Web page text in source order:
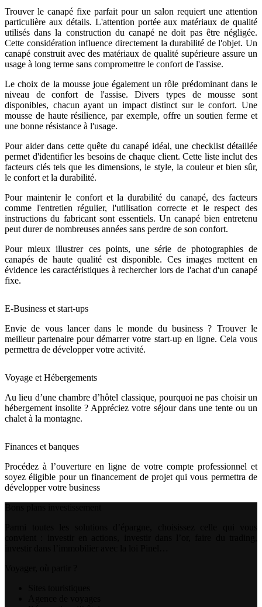
Trouver le canapé fixe parfait pour un salon requiert une attention
particulière aux détails. L'attention portée aux matériaux de qualité
utilisés dans la construction du canapé ne doit pas être négligée.
Cette considération influence directement la durabilité de l'objet. Un
canapé construit avec des matériaux de qualité supérieure assure un
usage à long terme sans compromettre le confort de l'assise.
Le choix de la mousse joue également un rôle prédominant dans le
niveau de confort de l'assise. Divers types de mousse sont
disponibles, chacun ayant un impact distinct sur le confort. Une
mousse de haute résilience, par exemple, offre un soutien ferme et
une bonne résistance à l'usage.
Pour aider dans cette quête du canapé idéal, une checklist détaillée
permet d'identifier les besoins de chaque client. Cette liste inclut des
facteurs clés tels que les dimensions, le style, la couleur et bien sûr,
le confort et la durabilité.
Pour maintenir le confort et la durabilité du canapé, des facteurs
comme l'entretien régulier, l'utilisation correcte et le respect des
instructions du fabricant sont essentiels. Un canapé bien entretenu
peut durer de nombreuses années sans perdre de son confort.
Pour mieux illustrer ces points, une série de photographies de
canapés de haute qualité est disponible. Ces images mettent en
évidence les caractéristiques à rechercher lors de l'achat d'un canapé
fixe.
E-Business et start-ups
Envie de vous lancer dans le monde du business ? Trouver le
meilleur partenaire pour démarrer votre start-up en ligne. Cela vous
permettra de développer votre activité.
Voyage et Hébergements
Au lieu d’une chambre d’hôtel classique, pourquoi ne pas choisir un
hébergement insolite ? Appréciez votre séjour dans une tente ou un
chalet à la montagne.
Finances et banques
Procédez à l’ouverture en ligne de votre compte professionnel et
soyez éligible pour un financement de projet qui vous permettra de
développer votre business